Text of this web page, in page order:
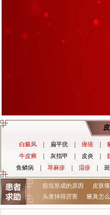
白癜风 扁平疣 痤疮
牛皮癣
灰指甲 皮炎
鱼鳞病
荨麻疹 湿疹
痘坑形成的原因 皮肤
头发掉得厉害
腋臭怎